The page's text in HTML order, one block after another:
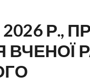
Р.,